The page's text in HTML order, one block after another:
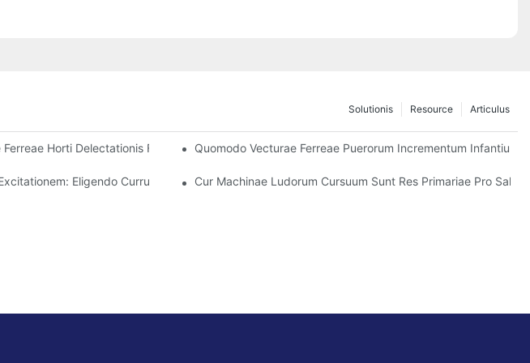
Articulus
Resource
Solutionis
Horti Delectationis Familiis Quomodo Vecturae Ferreae Puerorum Incrementum Infantium
Eligendo Currus Electricos Pro Negotio TuoCur Machinae Ludorum Cursuum Sunt Res Primariae Pro Salis